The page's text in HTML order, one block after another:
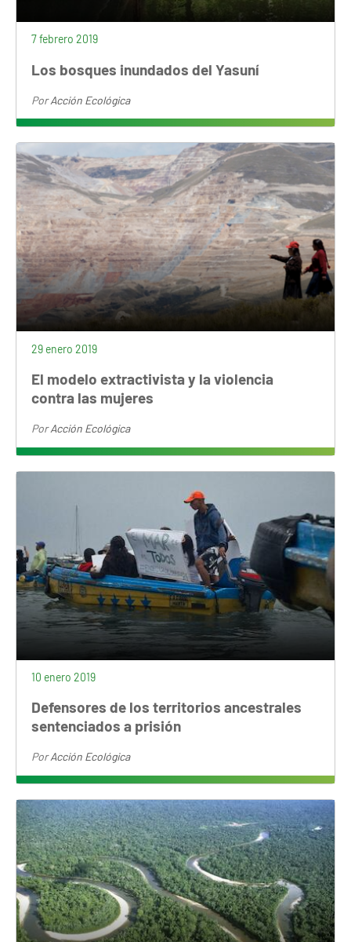
7 febrero 2019
Los bosques inundados del Yasuní
PorAcción Ecológica
29 enero 2019
El modelo extractivista y la violencia
contra las mujeres
PorAcción Ecológica
10 enero 2019
Defensores de los territorios ancestrales
sentenciados a prisión
PorAcción Ecológica